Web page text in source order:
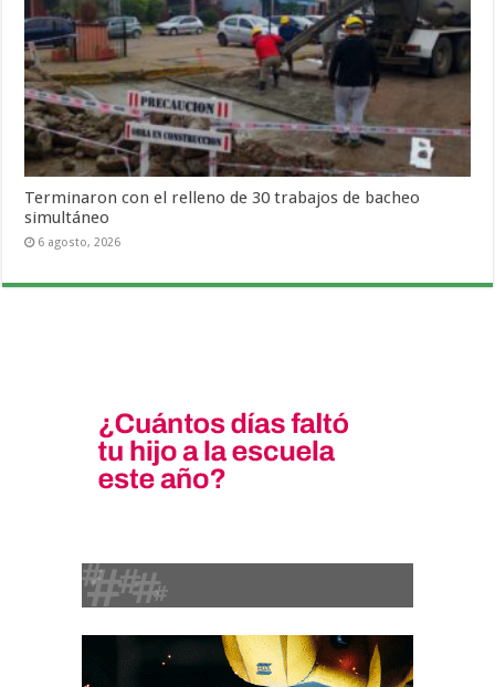
Terminaron con el relleno de 30 trabajos de bacheo
simultáneo
6 agosto, 2026